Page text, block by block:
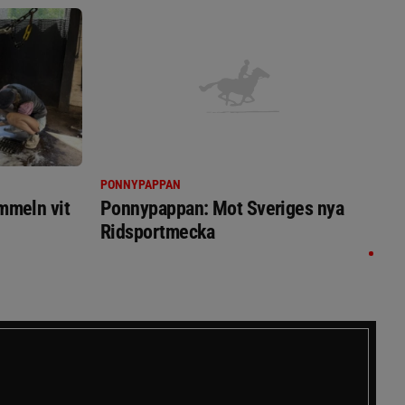
vit
PONNYPAPPAN
Ponnypappan: Mot Sveriges nya
Ridsportmecka